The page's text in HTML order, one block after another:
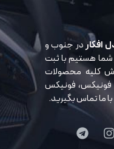
افکاردر جنوب و
شما هستیم با ثبت
کلیه محصولات
فونیکس، فونیکس